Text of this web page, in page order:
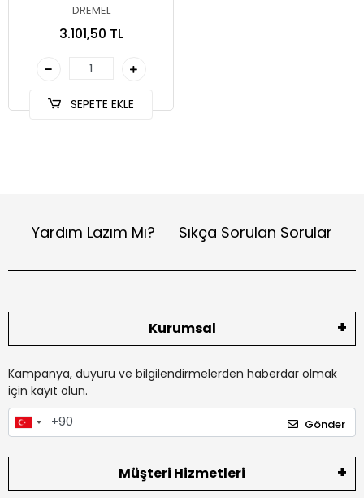
DREMEL
3.101,50 TL
SEPETE EKLE
Yardım Lazım Mı? Sıkça Sorulan Sorular
Kurumsal
Kampanya, duyuru ve bilgilendirmelerden haberdar olmak
için kayıt olun.
Gönder
Müşteri Hizmetleri